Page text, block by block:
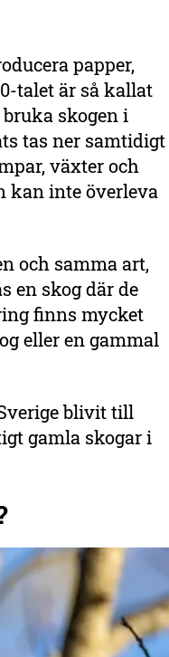
papper,
talet är så kallat
skogen i
tas ner samtidigt
växter och
kan inte överleva
och samma art,
en skog där de
finns mycket
eller en gammal
blivit till
gamla skogar i